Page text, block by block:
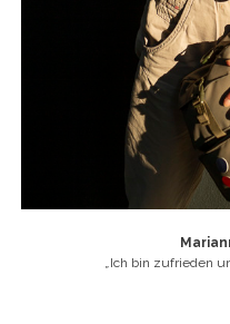
Ich bin zufrieden